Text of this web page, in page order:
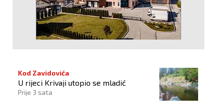
Kod Zavidovića
U rijeci Krivaji utopio se mladić
Prije 3 sata